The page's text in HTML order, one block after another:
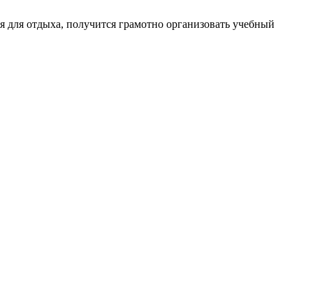
отдыха, получится грамотно организовать учебный